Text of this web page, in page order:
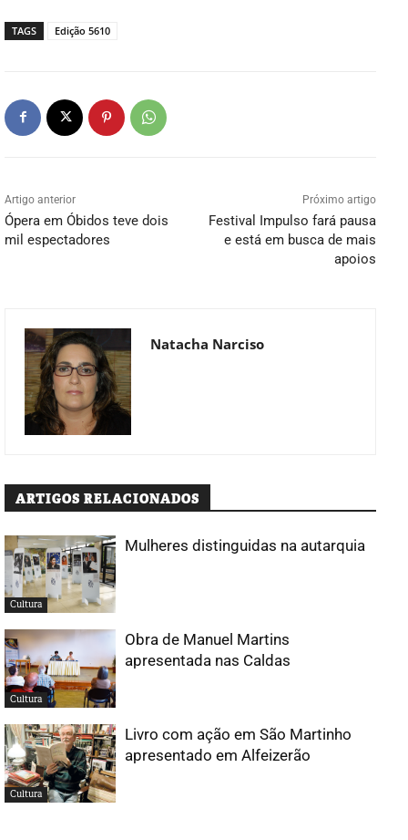
TAGS Edição 5610
Artigo anterior
Ópera em Óbidos teve dois
mil espectadores
Próximo artigo
Festival Impulso fará pausa
e está em busca de mais
apoios
Natacha Narciso
ARTIGOS RELACIONADOS
Cultura
Mulheres distinguidas na autarquia
Cultura
Obra de Manuel Martins
apresentada nas Caldas
Cultura
Livro com ação em São Martinho
apresentado em Alfeizerão